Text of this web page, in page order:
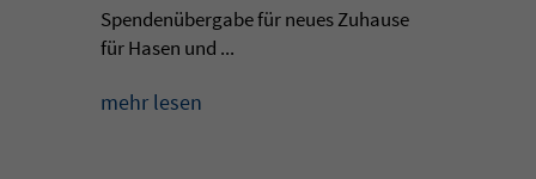
Spendenübergabe für neues Zuhause
für Hasen und ...
mehr lesen